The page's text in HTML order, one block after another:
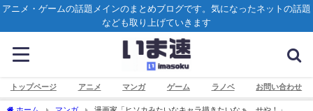
アニメ・ゲームの話題メインのまとめブログです。気になったネットの話題
なども取り上げていきます
トップページ アニメ マンガ ゲーム ラノベ お問い合わせ